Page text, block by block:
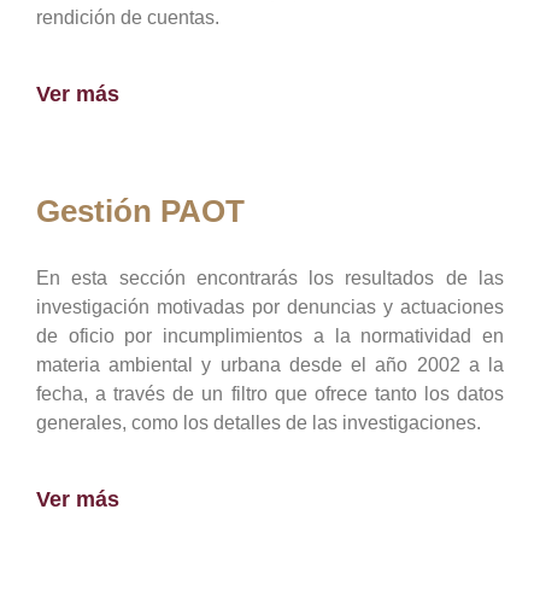
rendición de cuentas.
Ver más
Gestión PAOT
En esta sección encontrarás los resultados de las
investigación motivadas por denuncias y actuaciones
de oficio por incumplimientos a la normatividad en
materia ambiental y urbana desde el año 2002 a la
fecha, a través de un filtro que ofrece tanto los datos
generales, como los detalles de las investigaciones.
Ver más